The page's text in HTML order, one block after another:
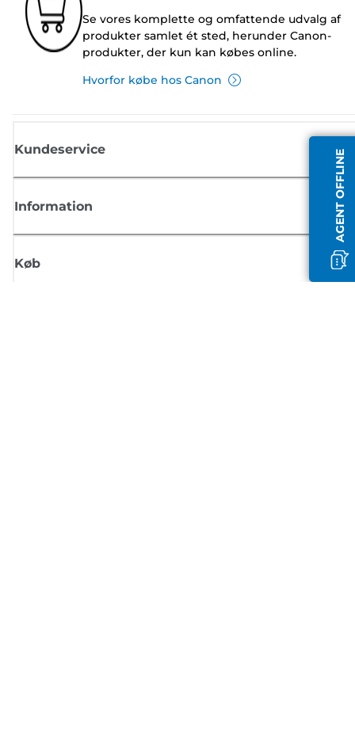
AGENT OFFLINE
Se vores komplette og omfattende udvalg af
produkter samlet ét sted, herunder Canon-
produkter, der kun kan købes online.
Hvorfor købe hos Canon
Kundeservice
Information
Køb